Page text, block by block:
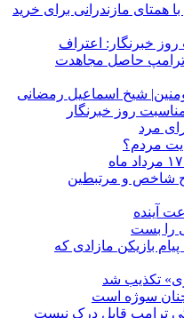
همتای مازندرانی برای خرید
روز خبرنگار: اعتراف
حاصل مجاهدت
شیخ اسماعیل رمضانی
روز خبرنگار
مرد
مردم؟
مسلح شاخص و مرتبطین
را بست
بازیکن مازادی که
تکذیب شد
سوژه است